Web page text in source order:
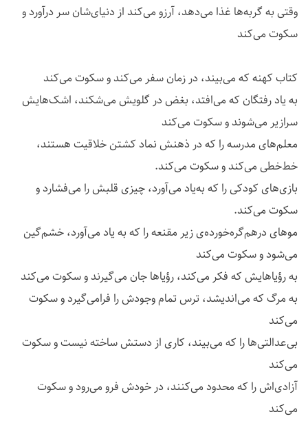
وقتی به گربه‌ها غذا می‌دهد، آرزو می‌کند از دنیای‌شان سر درآورد و
سکوت می‌کند
کتاب کهنه که می‌بیند، در زمان سفر می‌کند و سکوت می‌کند
به یاد رفتگان که می‌افتد، بغض در گلویش می‌شکند، اشک‌هایش
سرازیر می‌شوند و سکوت می‌کند
معلم‌های مدرسه را که در ذهنش نماد کشتن خلاقیت هستند،
خط‌خطی می‌کند و سکوت می‌کند.
بازی‌های کودکی را که به‌یاد می‌آورد، چیزی قلبش را می‌فشارد و
سکوت می‌کند.
موهای درهم‌گره‌خورده‌ی زیر مقنعه را که به یاد می‌آورد، خشم‌گین
می‌شود و سکوت می‌کند
به رؤیاهایش که فکر می‌کند، رؤیاها جان می‌گیرند و سکوت می‌کند
به مرگ که می‌اندیشد، ترس تمام وجودش را فرامی‌گیرد و سکوت
می‌کند
بی‌عدالتی‌ها را که می‌بیند، کاری از دستش ساخته نیست و سکوت
می‌کند
آزادی‌اش را که محدود می‌کنند، در خودش فرو می‌رود و سکوت
می‌کند